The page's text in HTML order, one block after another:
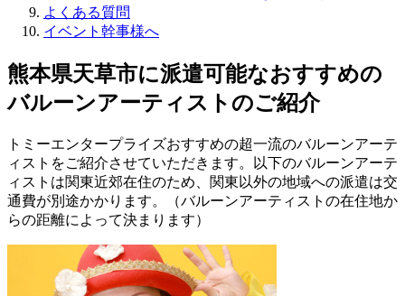
よくある質問
イベント幹事様へ
熊本県天草市に派遣可能なおすすめの
バルーンアーティストのご紹介
トミーエンタープライズおすすめの超一流のバルーンアーテ
ィストをご紹介させていただきます。以下のバルーンアーテ
ィストは関東近郊在住のため、関東以外の地域への派遣は交
通費が別途かかります。（バルーンアーティストの在住地か
らの距離によって決まります）